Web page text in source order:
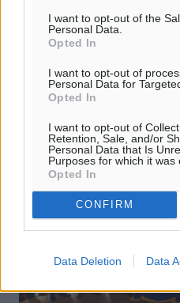
I want to opt-out of the
Personal Data.
Opted In
I want to opt-out of
Personal Data for
Opted In
I want to opt-out of
Retention, Sale, and/or
Personal Data that Is
Purposes for which it was
Opted In
CONFIRM
Data Deletion Data
πως έπεσε τον Απρίλιο του
10,8% που ήταν πέρυσι τον
31.05.25, 18:04